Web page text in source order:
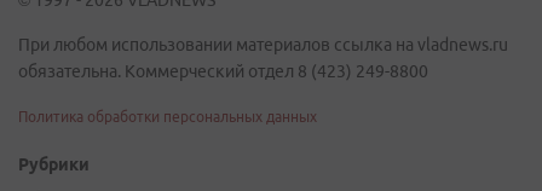
При любом использовании материалов ссылка на vladnews.ru
обязательна. Коммерческий отдел 8 (423) 249-8800
Политика обработки персональных данных
Рубрики